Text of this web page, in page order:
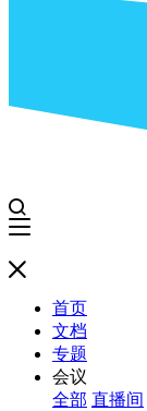
首页
文档
专题
会议
全部 直播间